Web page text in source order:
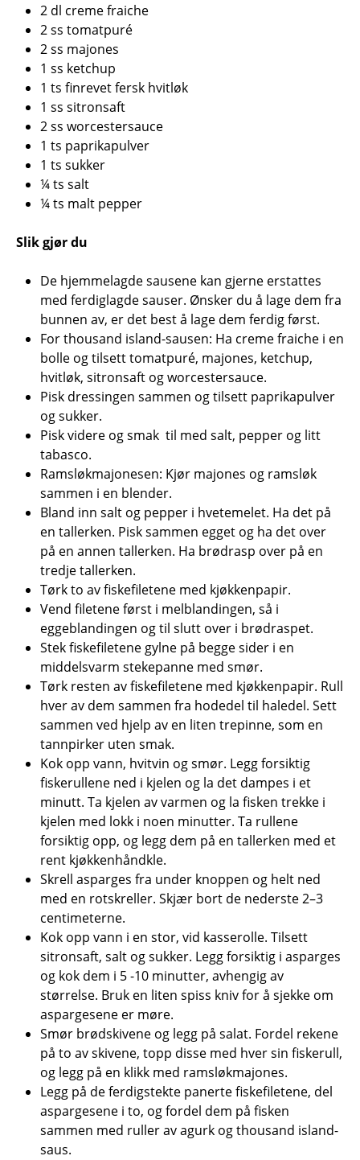
2 dl creme fraiche
2 ss tomatpuré
2 ss majones
1 ss ketchup
1 ts finrevet fersk hvitløk
1 ss sitronsaft
2 ss worcestersauce
1 ts paprikapulver
1 ts sukker
¼ ts salt
¼ ts malt pepper
Slik gjør du
De hjemmelagde sausene kan gjerne erstattes
med ferdiglagde sauser. Ønsker du å lage dem fra
bunnen av, er det best å lage dem ferdig først.
For thousand island-sausen: Ha creme fraiche i en
bolle og tilsett tomatpuré, majones, ketchup,
hvitløk, sitronsaft og worcestersauce.
Pisk dressingen sammen og tilsett paprikapulver
og sukker.
Pisk videre og smak til med salt, pepper og litt
tabasco.
Ramsløkmajonesen: Kjør majones og ramsløk
sammen i en blender.
Bland inn salt og pepper i hvetemelet. Ha det på
en tallerken. Pisk sammen egget og ha det over
på en annen tallerken. Ha brødrasp over på en
tredje tallerken.
Tørk to av fiskefiletene med kjøkkenpapir.
Vend filetene først i melblandingen, så i
eggeblandingen og til slutt over i brødraspet.
Stek fiskefiletene gylne på begge sider i en
middelsvarm stekepanne med smør.
Tørk resten av fiskefiletene med kjøkkenpapir. Rull
hver av dem sammen fra hodedel til haledel. Sett
sammen ved hjelp av en liten trepinne, som en
tannpirker uten smak.
Kok opp vann, hvitvin og smør. Legg forsiktig
fiskerullene ned i kjelen og la det dampes i et
minutt. Ta kjelen av varmen og la fisken trekke i
kjelen med lokk i noen minutter. Ta rullene
forsiktig opp, og legg dem på en tallerken med et
rent kjøkkenhåndkle.
Skrell asparges fra under knoppen og helt ned
med en rotskreller. Skjær bort de nederste 2–3
centimeterne.
Kok opp vann i en stor, vid kasserolle. Tilsett
sitronsaft, salt og sukker. Legg forsiktig i asparges
og kok dem i 5 -10 minutter, avhengig av
størrelse. Bruk en liten spiss kniv for å sjekke om
aspargesene er møre.
Smør brødskivene og legg på salat. Fordel rekene
på to av skivene, topp disse med hver sin fiskerull,
og legg på en klikk med ramsløkmajones.
Legg på de ferdigstekte panerte fiskefiletene, del
aspargesene i to, og fordel dem på fisken
sammen med ruller av agurk og thousand island-
saus.